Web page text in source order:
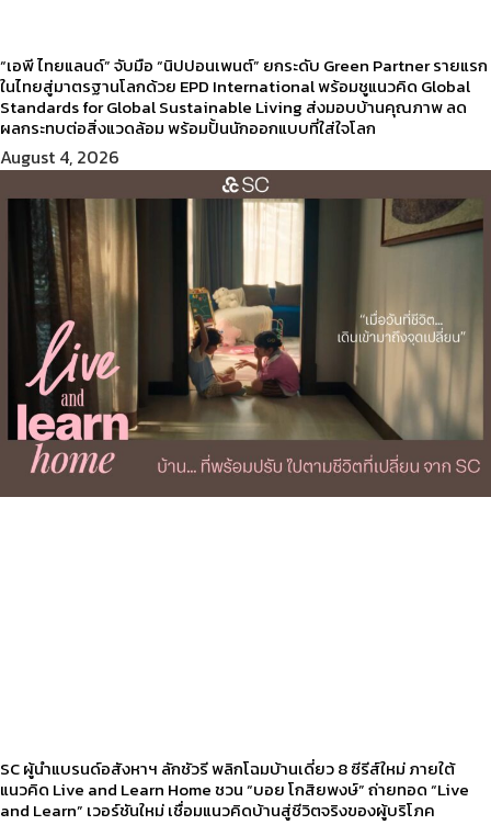
“เอพี ไทยแลนด์” จับมือ “นิปปอนเพนต์” ยกระดับ Green Partner รายแรก
ในไทยสู่มาตรฐานโลกด้วย EPD International พร้อมชูแนวคิด Global
Standards for Global Sustainable Living ส่งมอบบ้านคุณภาพ ลด
ผลกระทบต่อสิ่งแวดล้อม พร้อมปั้นนักออกแบบที่ใส่ใจโลก
August 4, 2026
SC ผู้นำแบรนด์อสังหาฯ ลักชัวรี พลิกโฉมบ้านเดี่ยว 8 ซีรีส์ใหม่ ภายใต้
แนวคิด Live and Learn Home ชวน “บอย โกสิยพงษ์” ถ่ายทอด “Live
and Learn” เวอร์ชันใหม่ เชื่อมแนวคิดบ้านสู่ชีวิตจริงของผู้บริโภค